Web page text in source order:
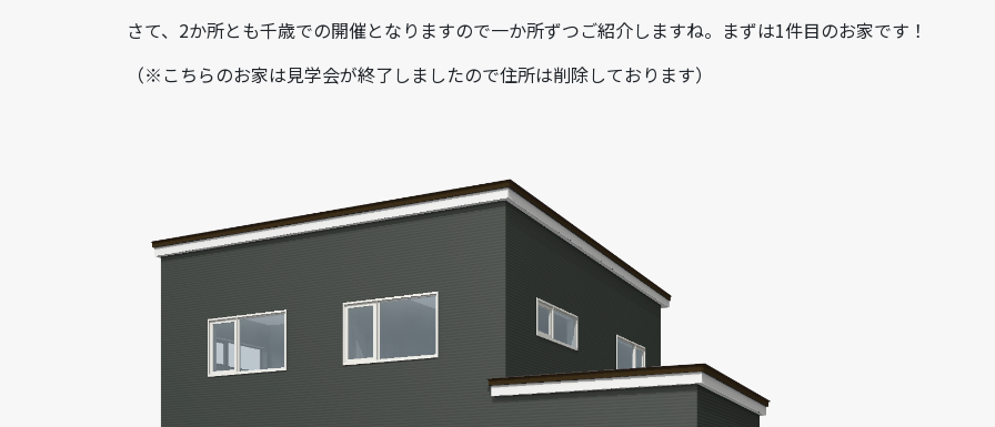
さて、2か所とも千歳での開催となりますので一か所ずつご紹介しますね。まずは1件目のお家です！
（※こちらのお家は見学会が終了しましたので住所は削除しております）